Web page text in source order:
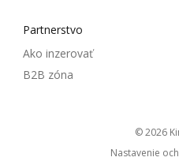
Partnerstvo
Ako inzerovať
B2B zóna
© 2026
Nastavenie